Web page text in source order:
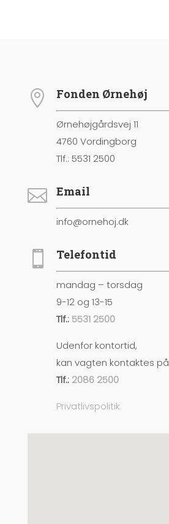
 Fonden Ørnehøj
Ørnehøjgårdsvej 11
4760 Vordingborg
Tlf.: 5531 2500
 Email
info@ornehoj.dk
 Telefontid
mandag – torsdag
9-12 og 13-15
Tlf.: 5531 2500
Udenfor kontortid,
kan vagten kontaktes på
Tlf.: 2086 2500
Privatlivspolitik